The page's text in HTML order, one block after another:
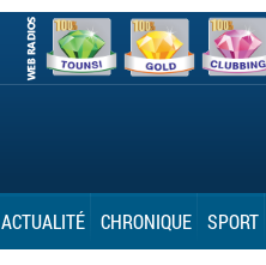
ACTUALITÉ CHRONIQUE SPORT